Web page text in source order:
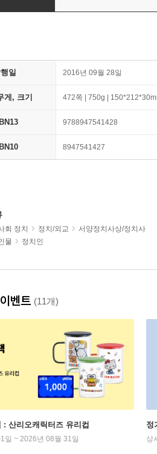
일 2016년 09월 28일
게, 크기 472쪽 | 750g |
9788947541428
8947541427
회 정치 정치/외교
서양정치사상/정치사
물 정치인
벤트 (11개)
: 산리오캐릭터즈 유리컵
일 ~ 2026년 08월 31일
정
상